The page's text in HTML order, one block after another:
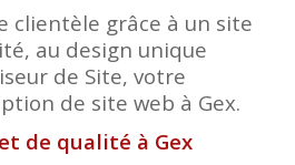
clientèle grâce à un site
au design unique
de Site, votre
de site web à Gex.
de qualité à Gex